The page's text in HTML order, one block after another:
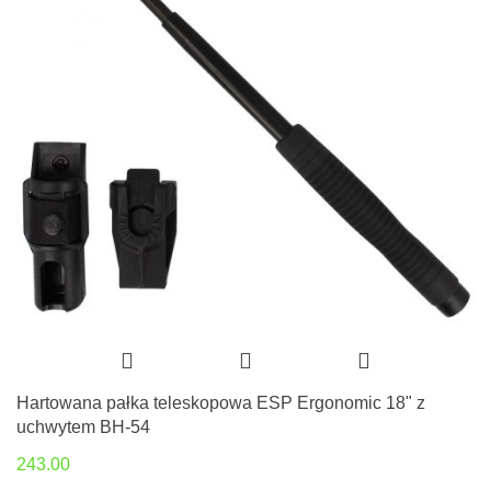
Hartowana pałka teleskopowa ESP Ergonomic 18" z
uchwytem BH-54
243.00